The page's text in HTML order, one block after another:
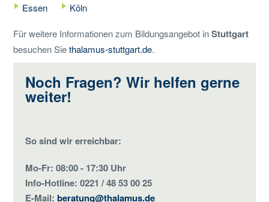
Essen Köln
Für weitere Informationen zum Bildungsangebot inStuttgart
besuchen Siethalamus-stuttgart.de.
Noch Fragen? Wir helfen gerne
weiter!
So sind wir erreichbar:
Mo-Fr: 08:00 - 17:30 Uhr
Info-Hotline: 0221 / 48 53 00 25
E-Mail:beratung@thalamus.de